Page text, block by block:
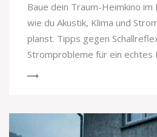
Baue dein Traum-Heimkino im
wie du Akustik, Klima und
planst. Tipps gegen
Stromprobleme für ein echtes